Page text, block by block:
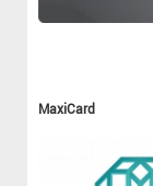
MaxiCard